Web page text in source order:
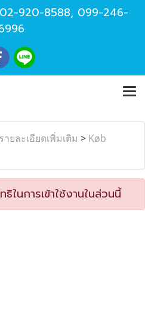
02-920-8588, 099-246-
ยละเอียดเพิ่มเติม > Køb
ในการเข้าใช้งานในส่วนนี้